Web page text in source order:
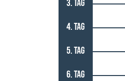
3. TAG
4. TAG
5. TAG
6. TAG